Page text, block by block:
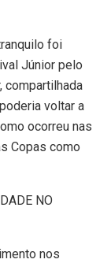
foi
Júnior pelo
compartilhada
voltar a
ocorreu nas
Copas como
NO
nos